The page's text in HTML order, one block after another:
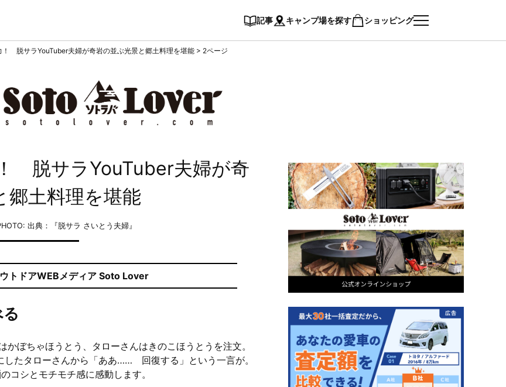
記事 キャンプ場を探す ショッピング
！ 脱サラYouTuber夫婦が奇岩の並ぶ光景と郷土料理を堪能 > 2ページ
脱サラYouTuber夫婦が奇
郷土料理を堪能
出典：『脱サラ さいとう夫婦』
トドアWEBメディア Soto Lover
ぼちゃほうとう、タローさんはきのこほうとうを注文。
たタローさんから「ああ…… 回復する」という一言が。
コシとモチモチ感に感動します。